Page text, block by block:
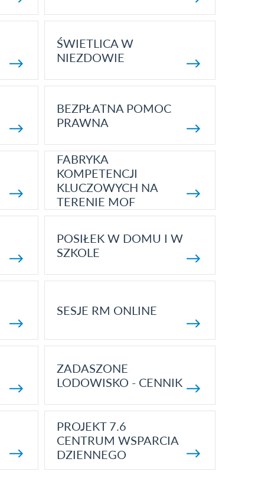
ŚWIETLICA W
NIEZDOWIE
BEZPŁATNA POMOC
PRAWNA
FABRYKA
KOMPETENCJI
KLUCZOWYCH NA
TERENIE MOF
POSIŁEK W DOMU I W
SZKOLE
SESJE RM ONLINE
ZADASZONE
LODOWISKO - CENNIK
PROJEKT 7.6
CENTRUM WSPARCIA
DZIENNEGO